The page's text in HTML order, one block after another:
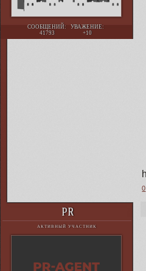
СООБЩЕНИЙ:
41793
УВАЖЕНИЕ:
+10
0
PR
АКТИВНЫЙ УЧАСТНИК